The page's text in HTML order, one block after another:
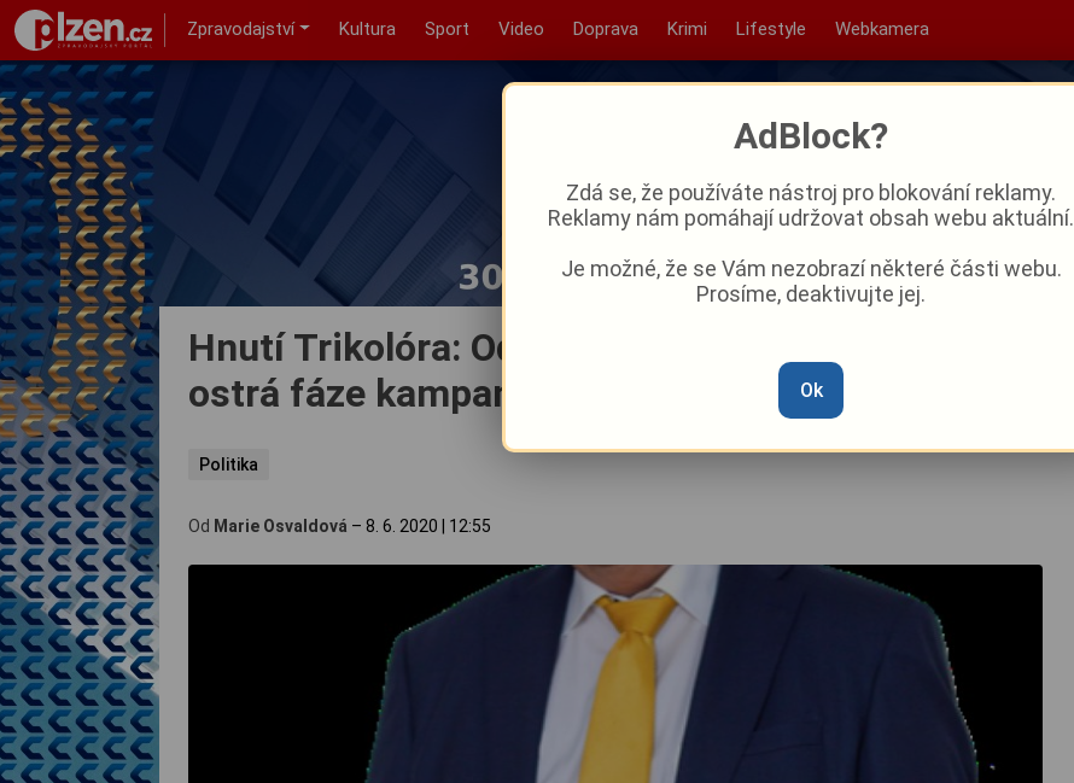
Zpravodajství Kultura Sport Video Doprava Krimi Lifestyle Webkamera
Hnutí Trikolóra: Odvoláním hejtmana začala
ostrá fáze kampaně
Politika
Od Marie Osvaldová – 8. 6. 2020 12:55
AdBlock?
Zdá se, že používáte nástroj pro blokování reklamy.
Reklamy nám pomáhají udržovat obsah webu aktuální.
Je možné, že se Vám nezobrazí některé části webu.
Prosíme, deaktivujte jej.
Ok